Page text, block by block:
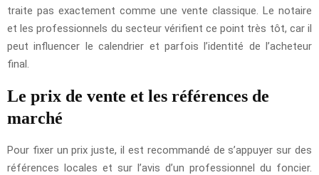
traite pas exactement comme une vente classique. Le notaire
et les professionnels du secteur vérifient ce point très tôt, car il
peut influencer le calendrier et parfois l’identité de l’acheteur
final.
Le prix de vente et les références de
marché
Pour fixer un prix juste, il est recommandé de s’appuyer sur des
références locales et sur l’avis d’un professionnel du foncier.